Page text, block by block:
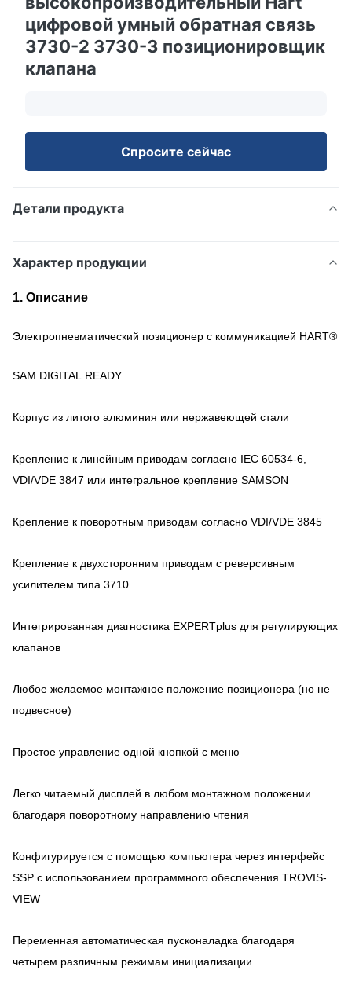
цифровой умный обратная связь
3730-2 3730-3 позиционировщик
клапана
Спросите сейчас
Детали продукта
Характер продукции
1. Описание
Электропневматический позиционер с коммуникацией HART®
SAM DIGITAL READY
Корпус из литого алюминия или нержавеющей стали
Крепление к линейным приводам согласно IEC 60534-6,
VDI/VDE 3847 или интегральное крепление SAMSON
Крепление к поворотным приводам согласно VDI/VDE 3845
Крепление к двухсторонним приводам с реверсивным
усилителем типа 3710
Интегрированная диагностика EXPERTplus для регулирующих
клапанов
Любое желаемое монтажное положение позиционера (но не
подвесное)
Простое управление одной кнопкой с меню
Легко читаемый дисплей в любом монтажном положении
благодаря поворотному направлению чтения
Конфигурируется с помощью компьютера через интерфейс
SSP с использованием программного обеспечения TROVIS-
VIEW
Переменная автоматическая пусконаладка благодаря
четырем различным режимам инициализации